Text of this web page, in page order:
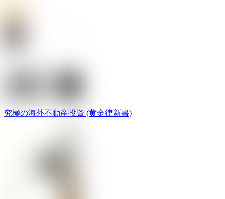
究極の海外不動産投資 (黄金律新書)